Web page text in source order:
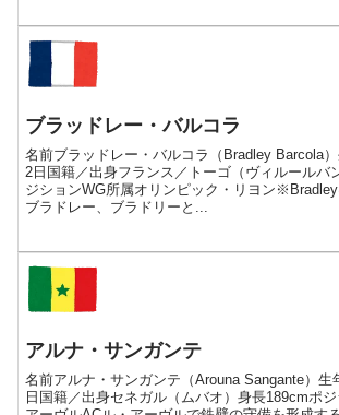
ブラッドレー・バルコラ
名前ブラッドレー・バルコラ（Bradley Barcola
2日国籍／出身フランス／トーゴ（ヴィルールバ
ジションWG所属オリンピック・リヨン※Bradley
ブラドレー、ブラドリーと...
アルナ・サンガンテ
名前アルナ・サンガンテ（Arouna Sangante）生
日国籍／出身セネガル（ムバオ）身長189cmポジ